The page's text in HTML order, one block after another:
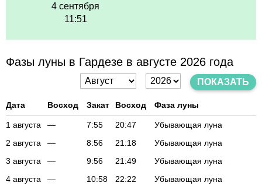
4 сентября
11:51
Фазы луны в Гардезе в августе 2026 года
ПОКАЗАТЬ
Дата Восход Закат Восход Фаза луны
1 августа — 7:55 20:47
Убывающая луна
2 августа
— 8:56 21:18
Убывающая луна
3 августа
— 9:56 21:49
Убывающая луна
4 августа
— 10:58 22:22
Убывающая луна